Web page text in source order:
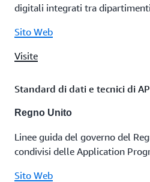
digitali integrati tra
Sito Web
Visite
Standard di dati e tecnici di
Regno Unito
Linee guida del governo del
condivisi delle Application
Sito Web